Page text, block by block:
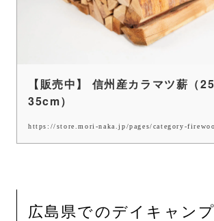
【販売中】 信州産カラマツ薪（
35cm）
https://store.mori-naka.jp/pages/category-
広島県でのデイキャン